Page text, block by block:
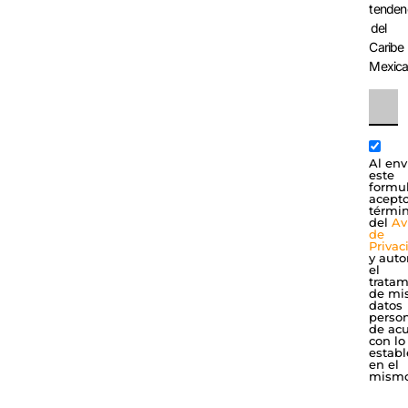
del
Caribe
Al
este
del
de
y
el
de
datos
de
con lo
en el